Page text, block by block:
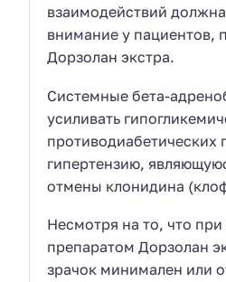
взаимодействий
внимание у пациентов,
Дорзолан экстра.
Системные бета-
усиливать
противодиабетических
гипертензию,
отмены клонидина
Несмотря на то, что
препаратом Дорзолан
зрачок минимален или